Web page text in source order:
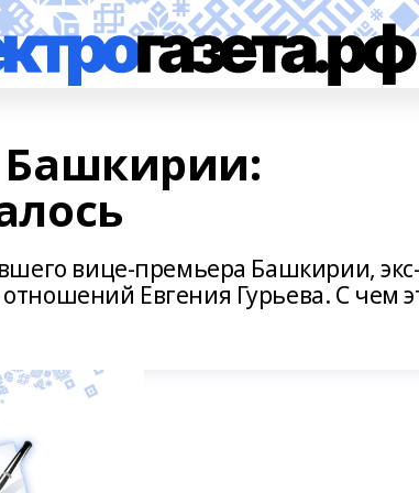
Башкирии:
вице-премьера Башкирии,
Евгения Гурьева. С чем